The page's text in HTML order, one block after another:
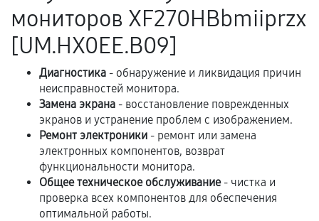
Гарантия на выполненные работы может
сохраняться полностью или частично, если
Предоставленные детали подходят по
техническим параметрам и не имеют внешних
дефектов.
Установка была выполнена нашим сервисным
центром.
При этом гарантия на сами комплектующие
остается на стороне производителя или
продавца. За качество сторонних деталей
мониторов XF270HBbmiiprzx
[UM.HX0EE.B09]
Диагностика - обнаружение и ликвидация причин
неисправностей монитора.
Замена экрана - восстановление поврежденных
экранов и устранение проблем с изображением.
Ремонт электроники - ремонт или замена
электронных компонентов, возврат
функциональности монитора.
Общее техническое обслуживание- чистка и
проверка всех компонентов для обеспечения
оптимальной работы.